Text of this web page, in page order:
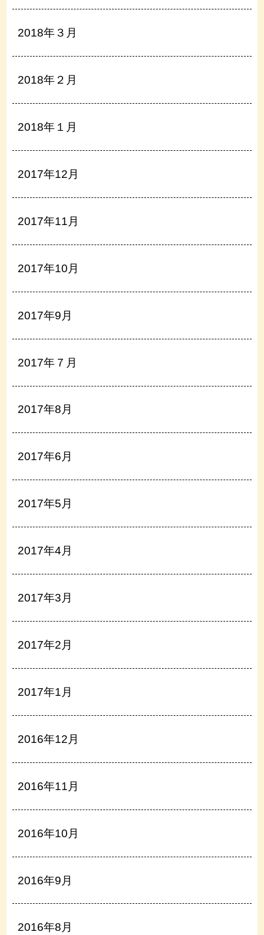
2018年３月
2018年２月
2018年１月
2017年12月
2017年11月
2017年10月
2017年9月
2017年７月
2017年8月
2017年6月
2017年5月
2017年4月
2017年3月
2017年2月
2017年1月
2016年12月
2016年11月
2016年10月
2016年9月
2016年8月